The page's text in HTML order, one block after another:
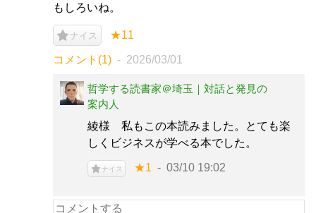
もしろいね。
ナイス ★11
コメント(1) 2026/03/01
哲学する読書家＠埼玉｜対話と発見の
案内人
綾様 私もこの本読みました。とても楽
しくビジネスが学べる本でした。
ナイス ★1 03/10 19:02